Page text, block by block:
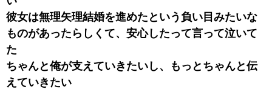
彼女は無理矢理結婚を進めたという負い目みたいな
ものがあったらしくて、安心したって言って泣いて
た
ちゃんと俺が支えていきたいし、もっとちゃんと伝
えていきたい